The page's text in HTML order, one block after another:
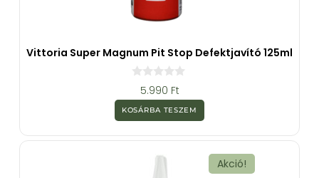
Vittoria Super Magnum Pit Stop Defektjavító 125ml
z
5
b
5.990 Ft
KOSÁRBA TESZEM
Akció!